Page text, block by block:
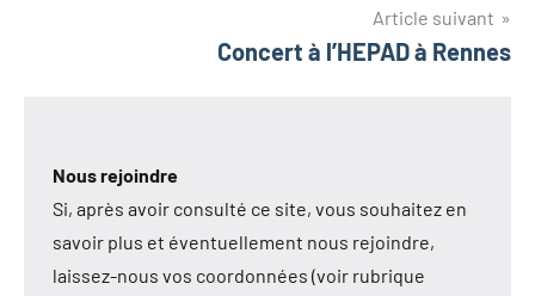
Article suivant
Concert à l’HEPAD à Rennes
Nous rejoindre
Si, après avoir consulté ce site, vous souhaitez en
savoir plus et éventuellement nous rejoindre,
laissez-nous vos coordonnées (voir rubrique